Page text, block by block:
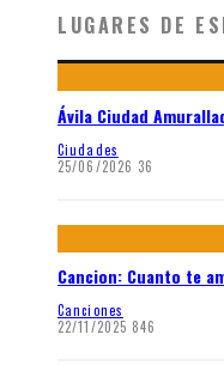
LUGARES DE
Ávila Ciudad
Ciudades
25/06/2026 36
Cancion: Cuanto te
Canciones
22/11/2025 846